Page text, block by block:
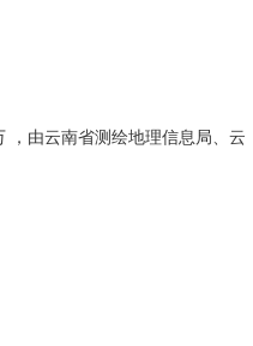
，由云南省测绘地理信息局、云